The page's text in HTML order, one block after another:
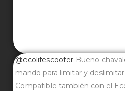
@ecolifescooter Bueno
mando para limitar y
Compatible también con el